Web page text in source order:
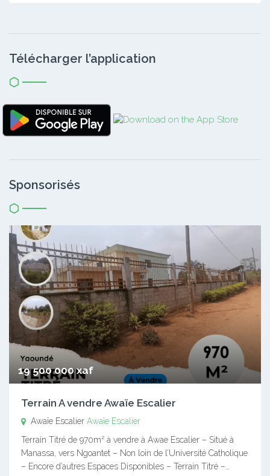
Télécharger l’application
Sponsorisés
19 500 000 xaf
Terrain A vendre Awaïe Escalier
Awaïe Escalier Awaïe Escalier
Terrain Titré de 970m² à vendre à Awae Escalier – Situé à
Manassa, vers Ngoantet – Non loin de l’Université Catholique
– Encore d’autres Espaces Disponibles – Terrain Titré –…